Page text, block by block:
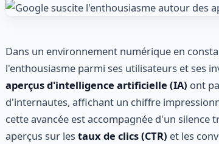
Dans un environnement numérique en
l'enthousiasme parmi ses utilisateurs et ses
aperçus d'intelligence artificielle (IA) ont
d'internautes, affichant un chiffre
cette avancée est accompagnée d'un
aperçus sur les taux de clics (CTR) et les